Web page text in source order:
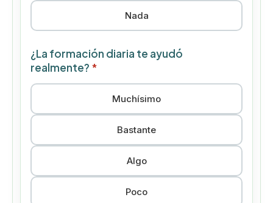
Nada
¿La formación diaria te ayudó
realmente? *
Muchísimo
Bastante
Algo
Poco